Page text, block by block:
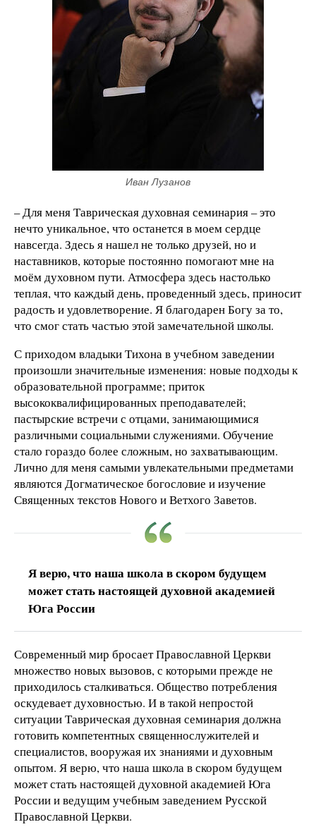
Иван Лузанов
– Для меня Таврическая духовная семинария – это
нечто уникальное, что останется в моем сердце
навсегда. Здесь я нашел не только друзей, но и
наставников, которые постоянно помогают мне на
моём духовном пути. Атмосфера здесь настолько
теплая, что каждый день, проведенный здесь, приносит
радость и удовлетворение. Я благодарен Богу за то,
что смог стать частью этой замечательной школы.
С приходом владыки Тихона в учебном заведении
произошли значительные изменения: новые подходы к
образовательной программе; приток
высококвалифицированных преподавателей;
пастырские встречи с отцами, занимающимися
различными социальными служениями. Обучение
стало гораздо более сложным, но захватывающим.
Лично для меня самыми увлекательными предметами
являются Догматическое богословие и изучение
Священных текстов Нового и Ветхого Заветов.
Я верю, что наша школа в скором будущем
может стать настоящей духовной академией
Юга России
Современный мир бросает Православной Церкви
множество новых вызовов, с которыми прежде не
приходилось сталкиваться. Общество потребления
оскудевает духовностью. И в такой непростой
ситуации Таврическая духовная семинария должна
готовить компетентных священнослужителей и
специалистов, вооружая их знаниями и духовным
опытом. Я верю, что наша школа в скором будущем
может стать настоящей духовной академией Юга
России и ведущим учебным заведением Русской
Православной Церкви.